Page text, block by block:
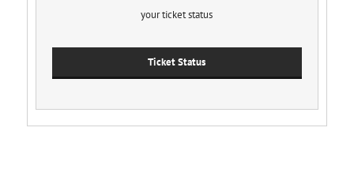
your ticket status
Ticket Status